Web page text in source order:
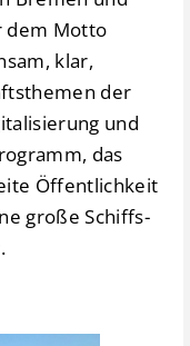
dem Motto
klar,
der
und
das
Öffentlichkeit
große Schiffs-